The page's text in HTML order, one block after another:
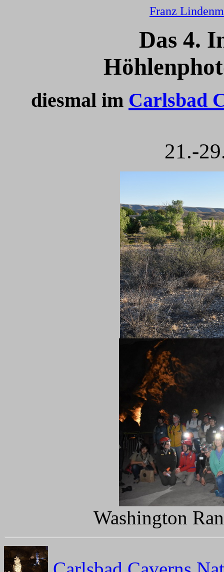
Franz
Das 4.
diesmal im Carlsbad
21.-
Washington